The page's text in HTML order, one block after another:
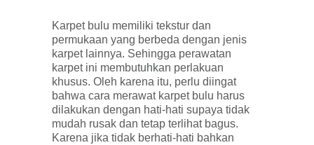
Karpet bulu memiliki tekstur dan
permukaan yang berbeda dengan jenis
karpet lainnya. Sehingga perawatan
karpet ini membutuhkan perlakuan
khusus. Oleh karena itu, perlu diingat
bahwa cara merawat karpet bulu harus
dilakukan dengan hati-hati supaya tidak
mudah rusak dan tetap terlihat bagus.
Karena jika tidak berhati-hati bahkan